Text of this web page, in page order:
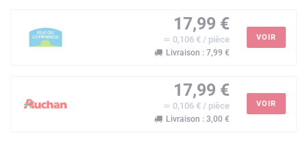
17,99 €
≃ 0,106 € / pièce
Livraison : 7,99 €
VOIR
17,99 €
≃ 0,106 € / pièce
Livraison : 3,00 €
VOIR